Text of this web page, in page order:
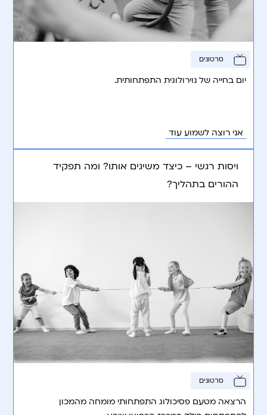
סרטונים
יום בחייה של נוירולוגית התפתחותית.
אני רוצה לשמוע עוד
ויסות רגשי – כיצד משיגים אותו? ומה תפקיד
ההורים בתהליך?
סרטונים
הרצאה מטעם פסיכולוג התפתחותי מומחה מהמכון